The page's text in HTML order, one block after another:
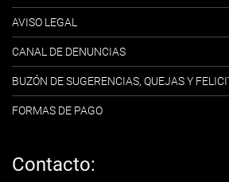
AVISO LEGAL
CANAL DE DENUNCIAS
BUZÓN DE SUGERENCIAS, QUEJAS Y
FORMAS DE PAGO
Contacto: